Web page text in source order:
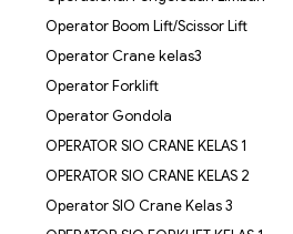
Operator Boom Lift/Scissor Lift
Operator Crane kelas3
Operator Forklift
Operator Gondola
OPERATOR SIO CRANE KELAS 1
OPERATOR SIO CRANE KELAS 2
Operator SIO Crane Kelas 3